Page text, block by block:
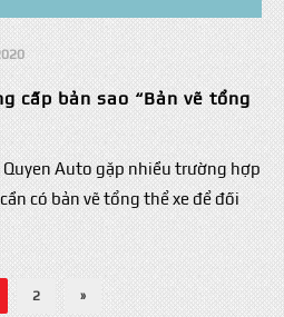
cấp bản sao “Bản vẽ tổng
Quyen Auto gặp nhiều trường hợp
có bản vẽ tổng thể xe để đối
2 »